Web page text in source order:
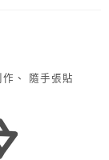
、 隨手張貼